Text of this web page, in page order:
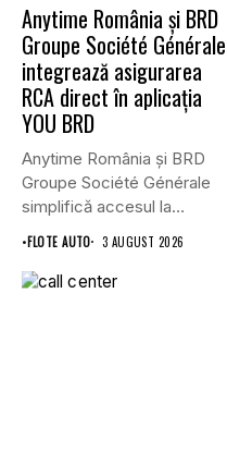
Anytime România și BRD
Groupe Société Générale
integrează asigurarea
RCA direct în aplicația
YOU BRD
Anytime România și BRD
Groupe Société Générale
simplifică accesul la
asigurările auto...
•FLOTE AUTO 3 AUGUST 2026